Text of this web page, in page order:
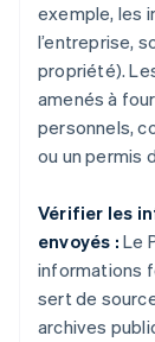
exemple, les
l’entreprise,
propriété).
amenés à
personnels,
ou un permis
Vérifier les
envoyés : Le
informations
sert de
archives